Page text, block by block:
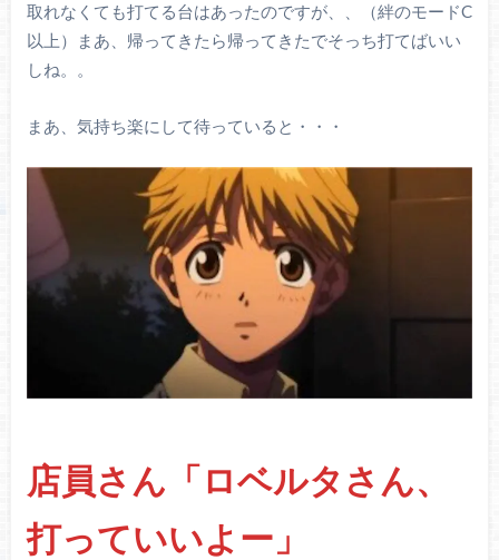
取れなくても打てる台はあったのですが、、（絆のモードC
以上）まあ、帰ってきたら帰ってきたでそっち打てばいい
しね。。
まあ、気持ち楽にして待っていると・・・
店員さん「ロベルタさん、
打っていいよー」